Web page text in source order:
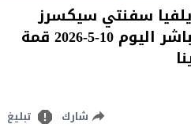
سفنتي سيكسرز
ونيويورك نيكس بث مباشر اليوم 10-5-2026 قمة
شارك تبليغ